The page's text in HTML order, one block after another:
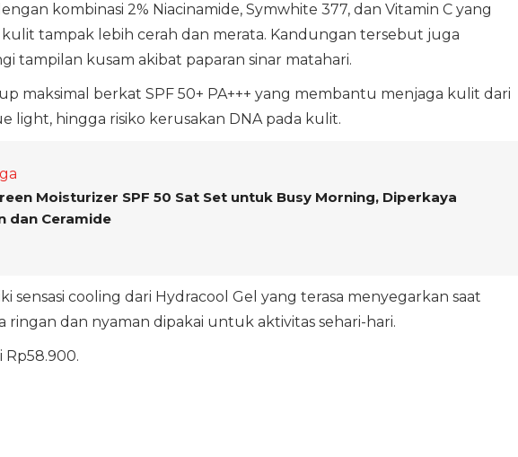
kombinasi 2% Niacinamide, Symwhite 377, dan Vitamin C yang
tampak lebih cerah dan merata. Kandungan tersebut juga
tampilan kusam akibat paparan sinar matahari.
maksimal berkat SPF 50+ PA+++ yang membantu menjaga kulit dari
light, hingga risiko kerusakan DNA pada kulit.
Moisturizer SPF 50 Sat Set untuk Busy Morning, Diperkaya
dan Ceramide
sensasi cooling dari Hydracool Gel yang terasa menyegarkan saat
ringan dan nyaman dipakai untuk aktivitas sehari-hari.
Rp58.900.